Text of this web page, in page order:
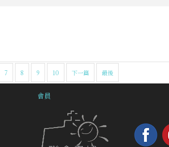
7 8 9 10 下一篇 最後
會員